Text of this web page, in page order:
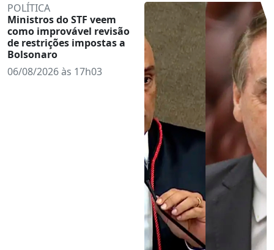
POLÍTICA
Ministros do STF veem
como improvável revisão
de restrições impostas a
Bolsonaro
06/08/2026 às 17h03